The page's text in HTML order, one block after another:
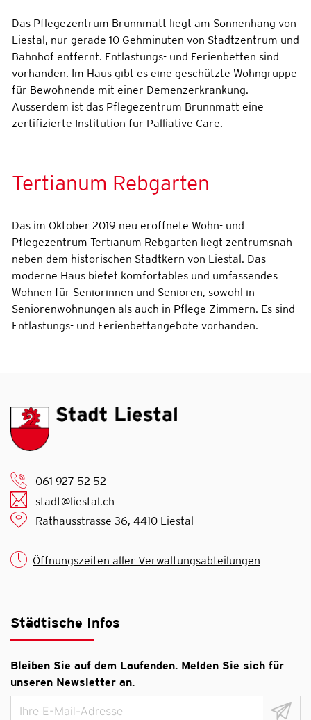
Das Pflegezentrum Brunnmatt liegt am Sonnenhang von
Liestal, nur gerade 10 Gehminuten von Stadtzentrum und
Bahnhof entfernt. Entlastungs- und Ferienbetten sind
vorhanden. Im Haus gibt es eine geschützte Wohngruppe
für Bewohnende mit einer Demenzerkrankung.
Ausserdem ist das Pflegezentrum Brunnmatt eine
zertifizierte Institution für Palliative Care.
Tertianum Rebgarten
Das im Oktober 2019 neu eröffnete Wohn- und
Pflegezentrum Tertianum Rebgarten liegt zentrumsnah
neben dem historischen Stadtkern von Liestal. Das
moderne Haus bietet komfortables und umfassendes
Wohnen für Seniorinnen und Senioren, sowohl in
Seniorenwohnungen als auch in Pflege-Zimmern. Es sind
Entlastungs- und Ferienbettangebote vorhanden.
061 927 52 52
stadt@liestal.ch
Rathausstrasse 36, 4410 Liestal
Öffnungszeiten aller Verwaltungsabteilungen
Städtische Infos
Bleiben Sie auf dem Laufenden. Melden Sie sich für
unseren Newsletter an.